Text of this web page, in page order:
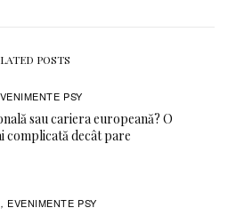
POSTS
PSY
sau cariera europeană? O
complicată decât pare
, EVENIMENTE PSY